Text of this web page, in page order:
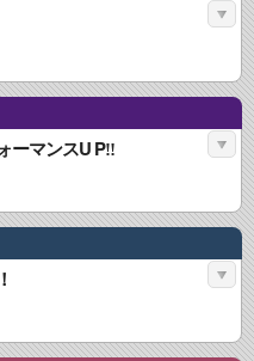
ーマンスU P‼︎